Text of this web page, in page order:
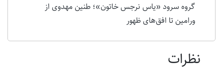
گروه سرود «یاس نرجس خاتون»؛ طنین مهدوی از
ورامین تا افق‌های ظهور
نظرات